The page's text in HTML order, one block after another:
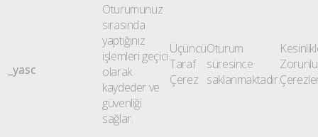
_yasc
Oturumunuz
sırasında
yaptığınız
işlemleri geçici
olarak
kaydeder ve
güvenliği
sağlar.
Üçüncü
Taraf
Çerez
Oturum
süresince
saklanmaktadır.
Zorunlu